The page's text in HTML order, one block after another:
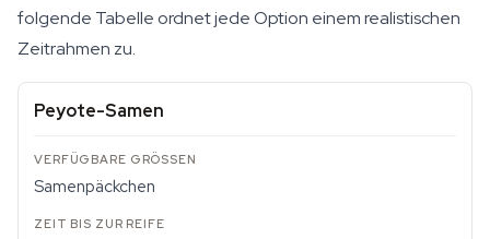
folgende Tabelle ordnet jede Option einem realistischen
Zeitrahmen zu.
Peyote-Samen
Samenpäckchen